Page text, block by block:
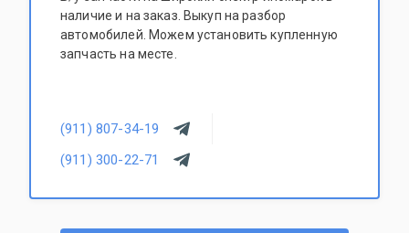
наличие и на заказ. Выкуп на разбор
автомобилей. Можем установить купленную
запчасть на месте.
(911) 807-34-19
(911) 300-22-71